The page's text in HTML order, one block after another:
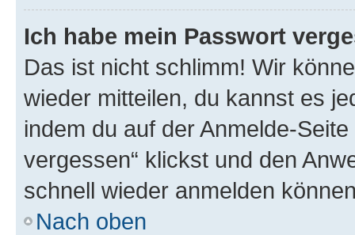
Ich habe mein Passwort
Das ist nicht schlimm! Wir
wieder mitteilen, du kannst es
indem du auf der Anmelde-
vergessen“ klickst und den
schnell wieder anmelden
Nach oben